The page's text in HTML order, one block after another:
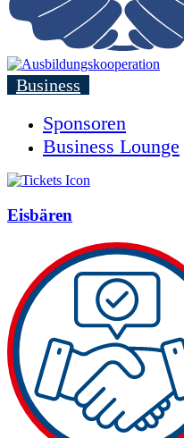
Business
Sponsoren
Business Lounge
Eisbären